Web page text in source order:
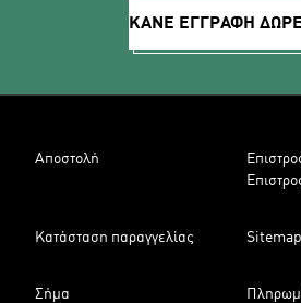
ΚΑΝΕ ΕΓΓΡΑΦΗ
Αποστολή
Κατάσταση παραγγελίας Sitemap
Σήμα